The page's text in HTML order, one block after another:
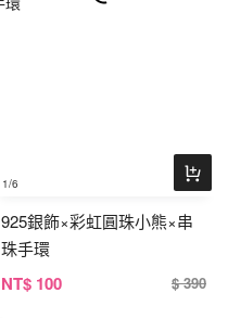
1/6
925銀飾×彩虹圓珠小熊×串
珠手環
NT$ 100 $ 390